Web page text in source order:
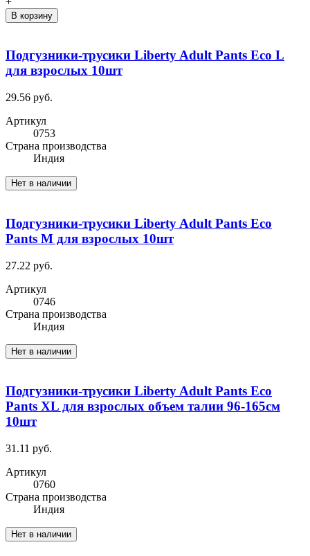
В корзину
Подгузники-трусики Liberty Adult Pants Eco L
для взрослых 10шт
29.56 руб.
Артикул
0753
Cтрана производства
Индия
Нет в наличии
Подгузники-трусики Liberty Adult Pants Eco
Pants M для взрослых 10шт
27.22 руб.
Артикул
0746
Cтрана производства
Индия
Нет в наличии
Подгузники-трусики Liberty Adult Pants Eco
Pants XL для взрослых объем талии 96-165см
10шт
31.11 руб.
Артикул
0760
Cтрана производства
Индия
Нет в наличии